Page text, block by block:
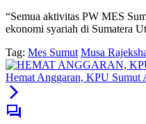
“Semua aktivitas PW MES
ekonomi syariah di Sumatera
Tag: Mes Sumut Musa
Hemat Anggaran, KPU Sumut